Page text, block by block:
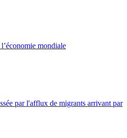
mondiale
par l'afflux de migrants arrivant par